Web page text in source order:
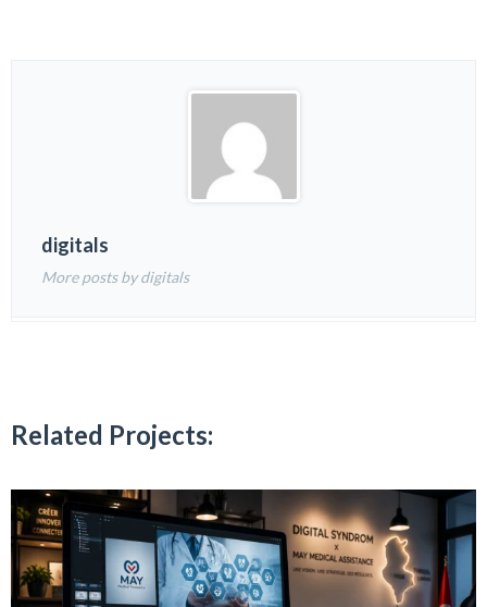
digitals
More posts by digitals
Related Projects: